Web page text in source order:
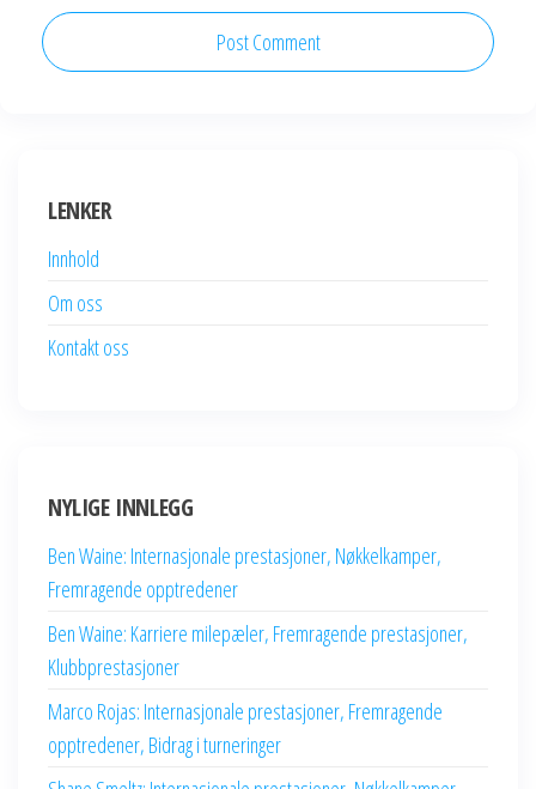
LENKER
Innhold
Om oss
Kontakt oss
NYLIGE INNLEGG
Ben Waine: Internasjonale prestasjoner, Nøkkelkamper,
Fremragende opptredener
Ben Waine: Karriere milepæler, Fremragende prestasjoner,
Klubbprestasjoner
Marco Rojas: Internasjonale prestasjoner, Fremragende
opptredener, Bidrag i turneringer